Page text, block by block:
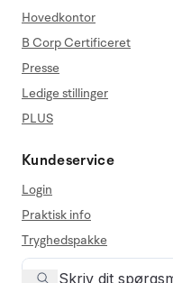
Hovedkontor
B Corp Certificeret
Presse
Ledige stillinger
PLUS
Kundeservice
Login
Praktisk info
Tryghedspakke